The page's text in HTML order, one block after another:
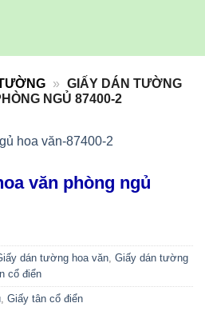
» GIẤY DÁN TƯỜNG
NGỦ 87400-2
văn phòng ngủ
dán tường hoa văn, Giấy dán tường
cổ điển
, Giấy tân cổ điển